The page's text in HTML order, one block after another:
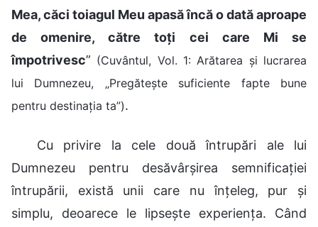
Mea, căci toiagul Meu apasă încă o dată aproape
de omenire, către toți cei care Mi se
împotrivesc” (Cuvântul, Vol. 1: Arătarea și lucrarea
lui Dumnezeu, „Pregătește suficiente fapte bune
pentru destinația ta”).
Cu privire la cele două întrupări ale lui
Dumnezeu pentru desăvârșirea semnificației
întrupării, există unii care nu înțeleg, pur și
simplu, deoarece le lipsește experiența. Când